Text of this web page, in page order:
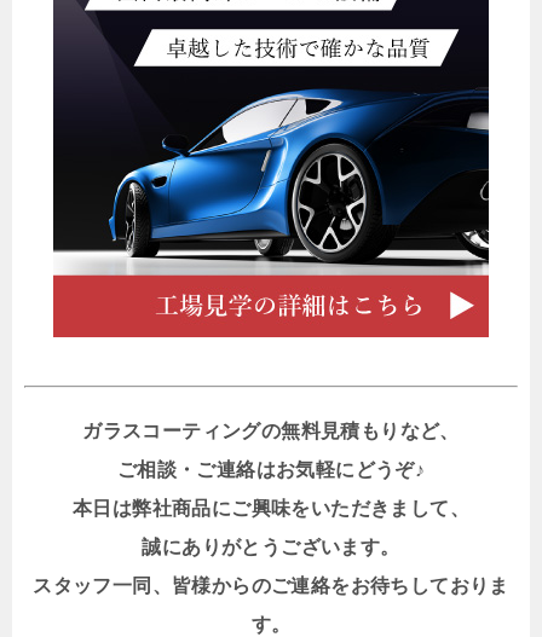
ガラスコーティングの無料見積もりなど、
ご相談・ご連絡はお気軽にどうぞ♪
本日は弊社商品にご興味をいただきまして、
誠にありがとうございます。
スタッフ一同、皆様からのご連絡をお待ちしておりま
す。